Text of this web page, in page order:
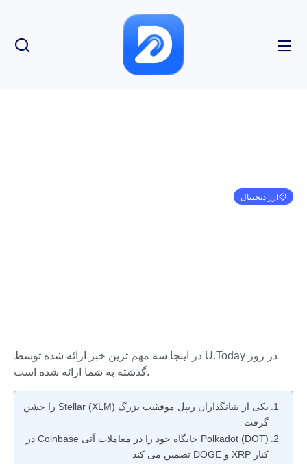
ارز دیجیتال
در اینجا سه ​​مهم ترین خبر ارائه شده توسط U.Today در روز
گذشته به شما ارائه شده است.
یکی از بنیانگذاران ریپل موفقیت بزرگ Stellar (XLM) را جشن
گرفت
Polkadot (DOT) جایگاه خود را در معاملات آتی Coinbase در
کنار XRP و DOGE تضمین می کند